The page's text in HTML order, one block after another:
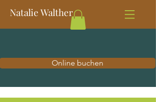
Natalie Walther
Online buchen